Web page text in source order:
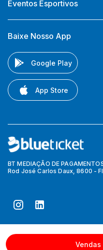
Vendas
Eventos Esportivos
Baixe Nosso App
Google Play
App Store
BT MEDIAÇÃO DE
Rod José Carlos Daux, 8600 -